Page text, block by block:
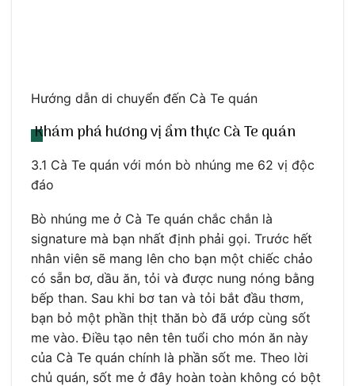
Hướng dẫn di chuyển đến Cà Te quán
Khám phá hương vị ẩm thực Cà Te quán
3.1 Cà Te quán với món bò nhúng me 62 vị độc
đáo
Bò nhúng me ở Cà Te quán chắc chắn là
signature mà bạn nhất định phải gọi. Trước hết
nhân viên sẽ mang lên cho bạn một chiếc chảo
có sẵn bơ, dầu ăn, tỏi và được nung nóng bằng
bếp than. Sau khi bơ tan và tỏi bắt đầu thơm,
bạn bỏ một phần thịt thăn bò đã ướp cùng sốt
me vào. Điều tạo nên tên tuổi cho món ăn này
của Cà Te quán chính là phần sốt me. Theo lời
chủ quán, sốt me ở đây hoàn toàn không có bột